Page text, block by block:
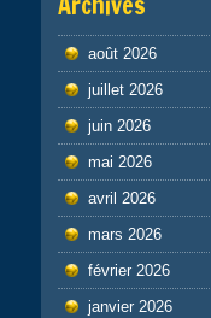
août 2026
juillet 2026
juin 2026
mai 2026
avril 2026
mars 2026
février 2026
janvier 2026